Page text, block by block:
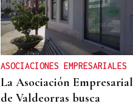
ASOCIACIONES EMPRESARIALES
La Asociación Empresarial
de Valdeorras busca